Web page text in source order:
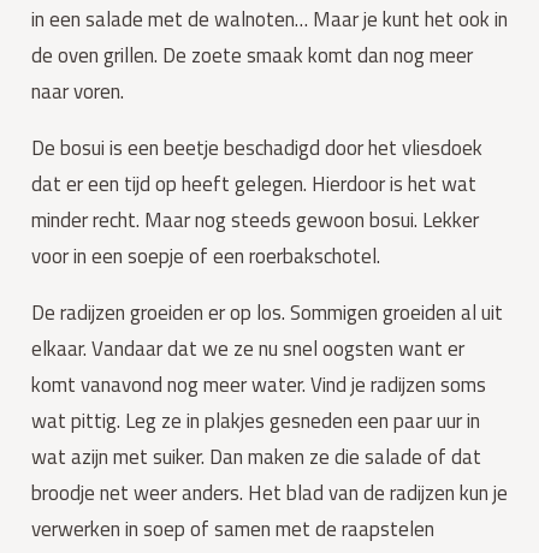
in een salade met de walnoten… Maar je kunt het ook in
de oven grillen. De zoete smaak komt dan nog meer
naar voren.
De bosui is een beetje beschadigd door het vliesdoek
dat er een tijd op heeft gelegen. Hierdoor is het wat
minder recht. Maar nog steeds gewoon bosui. Lekker
voor in een soepje of een roerbakschotel.
De radijzen groeiden er op los. Sommigen groeiden al uit
elkaar. Vandaar dat we ze nu snel oogsten want er
komt vanavond nog meer water. Vind je radijzen soms
wat pittig. Leg ze in plakjes gesneden een paar uur in
wat azijn met suiker. Dan maken ze die salade of dat
broodje net weer anders. Het blad van de radijzen kun je
verwerken in soep of samen met de raapstelen